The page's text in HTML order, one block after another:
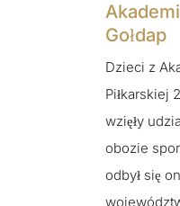
Gołdap
Dzieci z
Piłkarskiej
wzięły
obozie
odbył się